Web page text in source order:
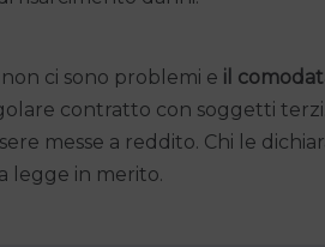
ci sono problemi e il
contratto con soggetti
messe a reddito. Chi le
legge in merito.